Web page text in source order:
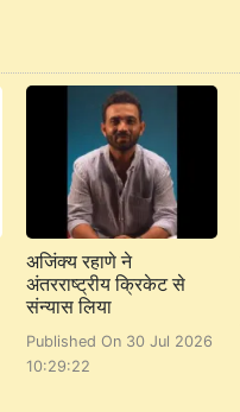
अजिंक्य रहाणे ने
अंतरराष्ट्रीय क्रिकेट से
संन्यास लिया
Published On 30 Jul 2026
10:29:22